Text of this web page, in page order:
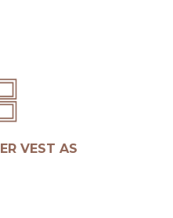
VEST AS